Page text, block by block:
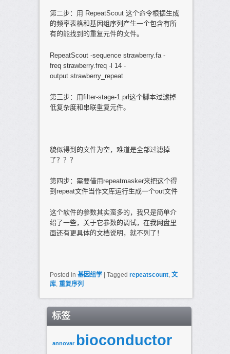
第二步：用 RepeatScout 这个命令根据生成
的频率表格和基因组序列产生一个包含有所
有的能找到的重复元件的文件。
RepeatScout -sequence strawberry.fa -
freq strawberry.freq -l 14 -
output strawberry_repeat
第三步：用filter-stage-1.prl这个脚本过滤掉
低复杂度和串联重复元件。
貌似得到的文件为空，难道是全部过滤掉
了？？？
第四步：需要借用repeatmasker来把这个得
到repeat文件当作文库运行生成一个out文件
这个软件的参数其实蛮多的，我只是简单介
绍了一些，关于它参数的调试，在我网盘里
面还有更具体的文档说明，就不列了！
Posted in 基因组学 Tagged repeatscount, 文
库, 重复序列
标签
annovar bioconductor